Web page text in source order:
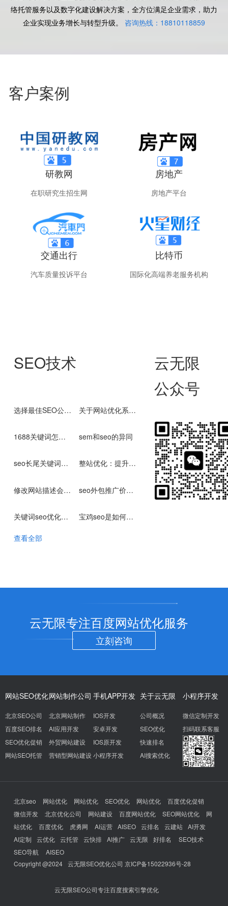
络托管服务以及数字化建设解决方案，全方位满足企业需求，助力
企业实现业务增长与转型升级。 咨询热线：18810118859
客户案例
研教网
在职研究生招生网
房地产
房地产平台
交通出行
汽车质量投诉平台
比特币
国际化高端养老服务机构
SEO技术
选择最佳SEO公司的重要性 关于网站优化系统您了解多少呢？
1688关键词怎么优化 sem和seo的异同
seo长尾关键词优化怎么做 整站优化：提升网站SEO排名的全方位策略
修改网站描述会被降权吗？频繁修改的隐患要警惕 seo外包推广价格是多少?
关键词seo优化效果 宝鸡seo是如何操作的？
查看全部
云无限
公众号
云无限专注百度网站优化服务
立刻咨询
网站SEO优化
北京SEO公司
百度SEO排名
SEO优化促销
网站SEO托管
网站制作公司
北京网站制作
AI应用开发
外贸网站建设
营销型网站建设
手机APP开发
IOS开发
安卓开发
IOS原开发
小程序开发
关于云无限
公司概况
SEO优化
快速排名
AI搜索优化
小程序开发
微信定制开发
扫码联系客服
北京seo 网站优化 网站优化 SEO优化 网站优化
百度优化促销
微信开发
北京优化公司 网站建设 百度网站优化 SEO网站优化
网
站优化
百度优化 虎勇网 AI运营 AISEO 云排名 云建站 AI开发
AI定制
云优化 云托管 云快排 AI推广 云无限 好排名
SEO技术
SEO导航
AISEO
Copyright @2024 云无限SEO优化公司 京ICP备15022936号-28
云无限SEO公司专注百度搜索引擎优化